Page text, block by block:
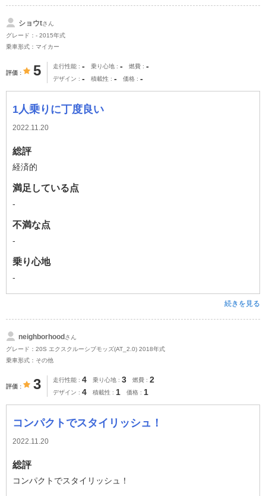
ショウtさん
グレード：- 2015年式
乗車形式：マイカー
評価 5 走行性能 - 乗り心地 - 燃費 -
デザイン - 積載性 - 価格 -
1人乗りに丁度良い
2022.11.20
総評
経済的
満足している点
-
不満な点
-
乗り心地
-
続きを見る
neighborhoodさん
グレード：20S エクスクルーシブモッズ(AT_2.0) 2018年式
乗車形式：その他
評価 3 走行性能 4 乗り心地 3 燃費 2
デザイン 4 積載性 1 価格 1
コンパクトでスタイリッシュ！
2022.11.20
総評
コンパクトでスタイリッシュ！